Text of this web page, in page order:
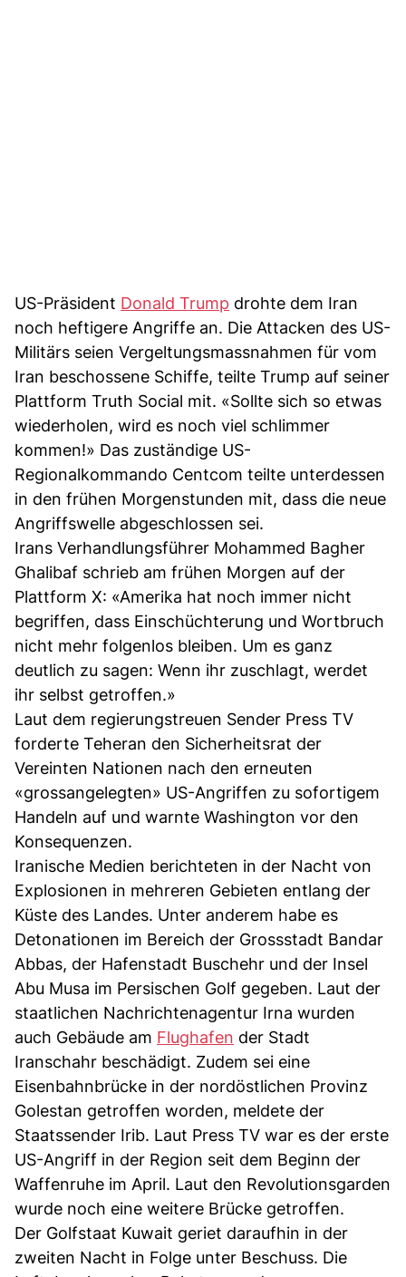
US-Präsident Donald Trump drohte dem Iran
noch heftigere Angriffe an. Die Attacken des US-
Militärs seien Vergeltungsmassnahmen für vom
Iran beschossene Schiffe, teilte Trump auf seiner
Plattform Truth Social mit. «Sollte sich so etwas
wiederholen, wird es noch viel schlimmer
kommen!» Das zuständige US-
Regionalkommando Centcom teilte unterdessen
in den frühen Morgenstunden mit, dass die neue
Angriffswelle abgeschlossen sei.
Irans Verhandlungsführer Mohammed Bagher
Ghalibaf schrieb am frühen Morgen auf der
Plattform X: «Amerika hat noch immer nicht
begriffen, dass Einschüchterung und Wortbruch
nicht mehr folgenlos bleiben. Um es ganz
deutlich zu sagen: Wenn ihr zuschlagt, werdet
ihr selbst getroffen.»
Laut dem regierungstreuen Sender Press TV
forderte Teheran den Sicherheitsrat der
Vereinten Nationen nach den erneuten
«grossangelegten» US-Angriffen zu sofortigem
Handeln auf und warnte Washington vor den
Konsequenzen.
Iranische Medien berichteten in der Nacht von
Explosionen in mehreren Gebieten entlang der
Küste des Landes. Unter anderem habe es
Detonationen im Bereich der Grossstadt Bandar
Abbas, der Hafenstadt Buschehr und der Insel
Abu Musa im Persischen Golf gegeben. Laut der
staatlichen Nachrichtenagentur Irna wurden
auch Gebäude am Flughafen der Stadt
Iranschahr beschädigt. Zudem sei eine
Eisenbahnbrücke in der nordöstlichen Provinz
Golestan getroffen worden, meldete der
Staatssender Irib. Laut Press TV war es der erste
US-Angriff in der Region seit dem Beginn der
Waffenruhe im April. Laut den Revolutionsgarden
wurde noch eine weitere Brücke getroffen.
Der Golfstaat Kuwait geriet daraufhin in der
zweiten Nacht in Folge unter Beschuss. Die